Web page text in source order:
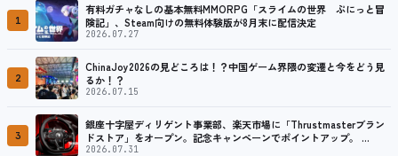
1
有料ガチャなしの基本無料MMORPG「スライムの世界 ぷにっと冒
険記」、Steam向けの無料体験版が8月末に配信決定
2026.07.27
2
ChinaJoy2026の見どころは！？中国ゲーム界隈の変遷と今をどう見
るか！？
2026.07.15
3
銀座十字屋ディリゲント事業部、楽天市場に「Thrustmasterブラン
ドストア」をオープン。記念キャンペーンでポイントアップ。 …
2026.07.31